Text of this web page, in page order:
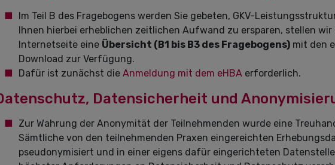
Im Teil B des Fragebogens werden Sie gebeten, GKV-
Ihnen hierbei erheblichen zeitlichen Aufwand zu ersparen, stellen
Internetseite eine Übersicht (B1 bis B3 des Fragebogens) mit den
Download zur Verfügung.
Dafür ist zunächst die Anmeldung mit dem eHBA erforderlich.
Datensicherheit und
Zur Wahrung der Anonymität der Teilnehmenden wurde eine
Sämtliche von den teilnehmenden Praxen eingereichten
pseudonymisiert und in einer eigens dafür eingerichteten